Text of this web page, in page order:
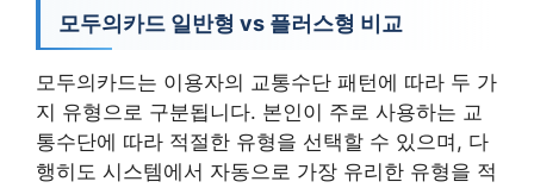
모두의카드 일반형 vs 플러스형 비교
모두의카드는 이용자의 교통수단 패턴에 따라 두 가
지 유형으로 구분됩니다. 본인이 주로 사용하는 교
통수단에 따라 적절한 유형을 선택할 수 있으며, 다
행히도 시스템에서 자동으로 가장 유리한 유형을 적